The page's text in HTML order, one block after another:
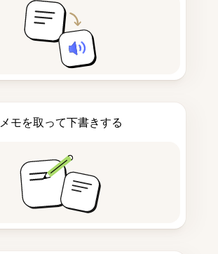
メモを取って下書きする